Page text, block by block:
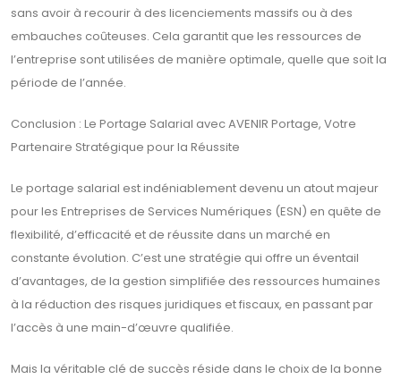
sans avoir à recourir à des licenciements massifs ou à des
embauches coûteuses. Cela garantit que les ressources de
l’entreprise sont utilisées de manière optimale, quelle que soit la
période de l’année.
Conclusion : Le Portage Salarial avec AVENIR Portage, Votre
Partenaire Stratégique pour la Réussite
Le portage salarial est indéniablement devenu un atout majeur
pour les Entreprises de Services Numériques (ESN) en quête de
flexibilité, d’efficacité et de réussite dans un marché en
constante évolution. C’est une stratégie qui offre un éventail
d’avantages, de la gestion simplifiée des ressources humaines
à la réduction des risques juridiques et fiscaux, en passant par
l’accès à une main-d’œuvre qualifiée.
Mais la véritable clé de succès réside dans le choix de la bonne